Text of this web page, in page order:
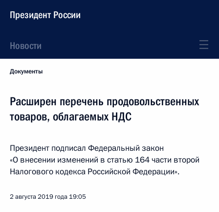
Президент России
Новости
Документы
Расширен перечень продовольственных
товаров, облагаемых НДС
Президент подписал Федеральный закон
«О внесении изменений в статью 164 части второй
Налогового кодекса Российской Федерации».
2 августа 2019 года 19:05